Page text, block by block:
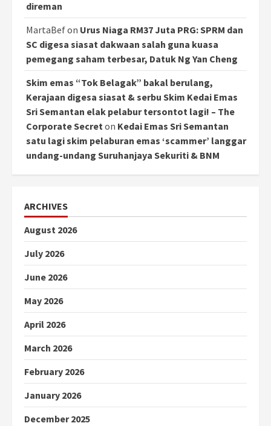
direman
MartaBefon Urus Niaga RM37 Juta PRG: SPRM dan
SC digesa siasat dakwaan salah guna kuasa
pemegang saham terbesar, Datuk Ng Yan Cheng
Skim emas “Tok Belagak” bakal berulang,
Kerajaan digesa siasat & serbu Skim Kedai Emas
Sri Semantan elak pelabur tersontot lagi! – The
Corporate Secreton Kedai Emas Sri Semantan
satu lagi skim pelaburan emas ‘scammer’ langgar
undang-undang Suruhanjaya Sekuriti & BNM
ARCHIVES
August 2026
July 2026
June 2026
May 2026
April 2026
March 2026
February 2026
January 2026
December 2025